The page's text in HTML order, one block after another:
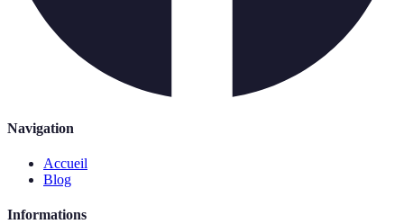
Navigation
Accueil
Blog
Informations